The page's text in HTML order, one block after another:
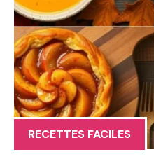
RECETTES FACILES